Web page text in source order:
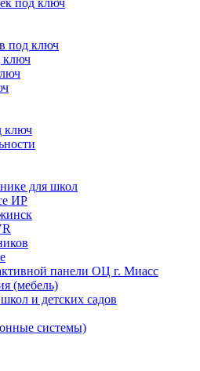
под ключ
под ключ
ключ
ключ
для школ
ИР
панели ОЦ г. Миасс
(мебель)
и детских садов
системы)